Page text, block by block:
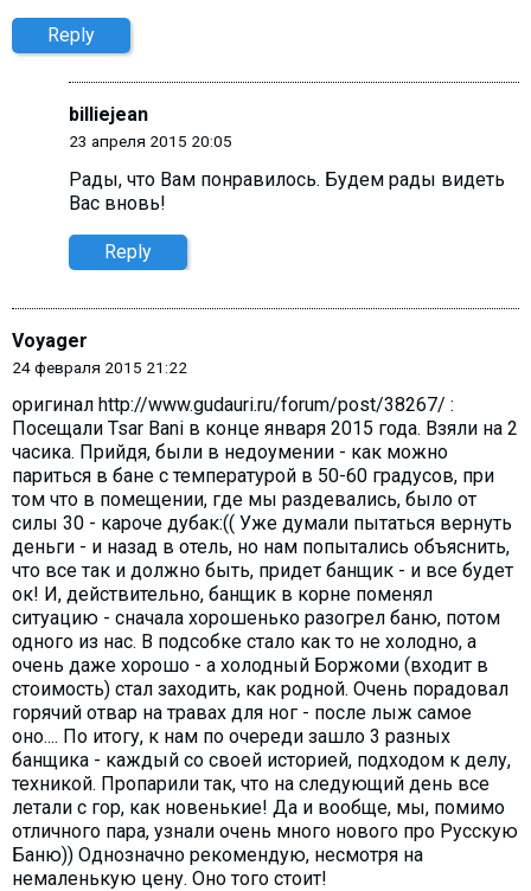
Reply
billiejean
23 апреля 2015 20:05
Рады, что Вам понравилось. Будем рады видеть
Вас вновь!
Reply
Voyager
24 февраля 2015 21:22
оригинал http://www.gudauri.ru/forum/post/38267/ :
Посещали Tsar Bani в конце января 2015 года. Взяли на 2
часика. Прийдя, были в недоумении - как можно
париться в бане с температурой в 50-60 градусов, при
том что в помещении, где мы раздевались, было от
силы 30 - кароче дубак:(( Уже думали пытаться вернуть
деньги - и назад в отель, но нам попытались объяснить,
что все так и должно быть, придет банщик - и все будет
ок! И, действительно, банщик в корне поменял
ситуацию - сначала хорошенько разогрел баню, потом
одного из нас. В подсобке стало как то не холодно, а
очень даже хорошо - а холодный Боржоми (входит в
стоимость) стал заходить, как родной. Очень порадовал
горячий отвар на травах для ног - после лыж самое
оно.... По итогу, к нам по очереди зашло 3 разных
банщика - каждый со своей историей, подходом к делу,
техникой. Пропарили так, что на следующий день все
летали с гор, как новенькие! Да и вообще, мы, помимо
отличного пара, узнали очень много нового про Русскую
Баню)) Однозначно рекомендую, несмотря на
немаленькую цену. Оно того стоит!